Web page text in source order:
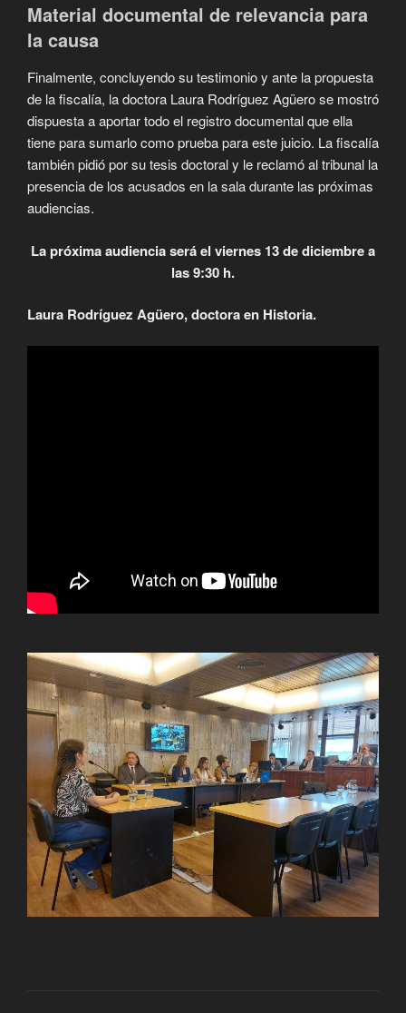
Material documental de relevancia para
la causa
Finalmente, concluyendo su testimonio y ante la propuesta
de la fiscalía, la doctora Laura Rodríguez Agüero se mostró
dispuesta a aportar todo el registro documental que ella
tiene para sumarlo como prueba para este juicio. La fiscalía
también pidió por su tesis doctoral y le reclamó al tribunal la
presencia de los acusados en la sala durante las próximas
audiencias.
La próxima audiencia será el viernes 13 de diciembre a
las 9:30 h.
Laura Rodríguez Agüero, doctora en Historia.